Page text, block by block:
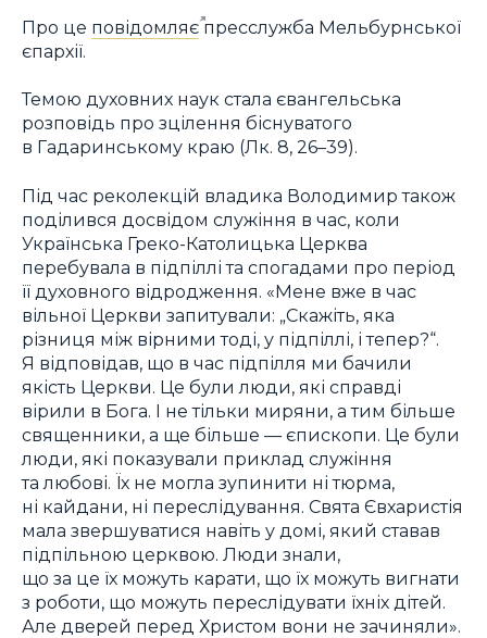
Про це повідомляєпресслужба Мельбурнської
єпархії.
Темою духовних наук стала євангельська
розповідь про зцілення біснуватого
в Гадаринському краю (Лк. 8, 26–39).
Під час реколекцій владика Володимир також
поділився досвідом служіння в час, коли
Українська Греко-Католицька Церква
перебувала в підпіллі та спогадами про період
її духовного відродження. «Мене вже в час
вільної Церкви запитували: „Скажіть, яка
різниця між вірними тоді, у підпіллі, і тепер?“.
Я відповідав, що в час підпілля ми бачили
якість Церкви. Це були люди, які справді
вірили в Бога. І не тільки миряни, а тим більше
священники, а ще більше — єпископи. Це були
люди, які показували приклад служіння
та любові. Їх не могла зупинити ні тюрма,
ні кайдани, ні переслідування. Свята Євхаристія
мала звершуватися навіть у домі, який ставав
підпільною церквою. Люди знали,
що за це їх можуть карати, що їх можуть вигнати
з роботи, що можуть переслідувати їхніх дітей.
Але дверей перед Христом вони не зачиняли».